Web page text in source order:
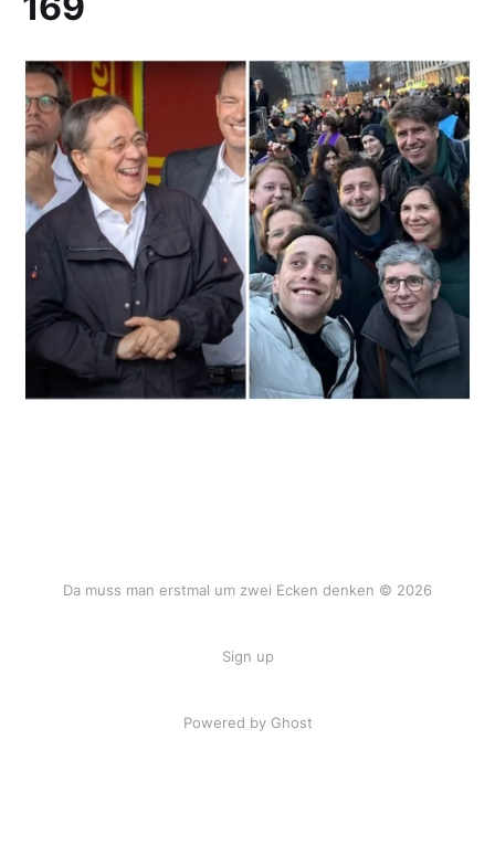
Da muss man erstmal um zwei Ecken denken © 2026
Sign up
Powered by Ghost